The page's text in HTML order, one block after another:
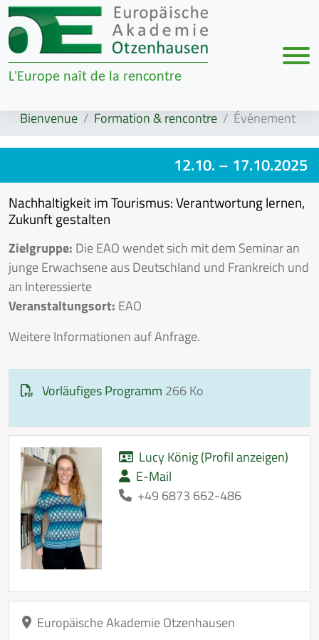
Zur Navigation springen
Zum Inhalt springen
L'Europe naît de la rencontre
Bienvenue Formation & rencontre Événement
12.10. – 17.10.2025
Nachhaltigkeit im Tourismus: Verantwortung lernen,
Zukunft gestalten
Zielgruppe: Die EAO wendet sich mit dem Seminar an
junge Erwachsene aus Deutschland und Frankreich und
an Interessierte
Veranstaltungsort: EAO
Weitere Informationen auf Anfrage.
Vorläufiges Programm 266 Ko
Lucy König (Profil anzeigen)
E-Mail
+49 6873 662-486
Europäische Akademie Otzenhausen